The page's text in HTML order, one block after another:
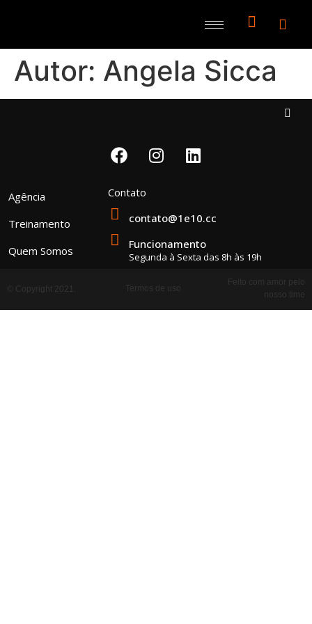
Autor: Angela Sicca
Agência
Treinamento
Quem Somos
Contato
contato@1e10.cc
Funcionamento
Segunda à Sexta das 8h às 19h
© Copyright 2021. Termos de uso
Feito com amor pelo
nosso time